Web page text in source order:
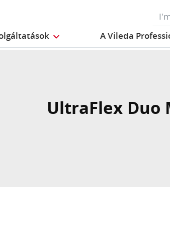
A Vileda
UltraFlex Duo